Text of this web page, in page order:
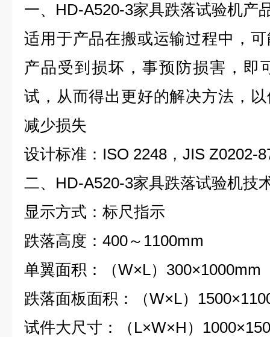
一、HD-A520-3家具跌落试验机产
适用于产品在搬或运输过程中，
产品受到损坏，事预防损害，即
试，从而得出更好的解决方法，
减少损失
设计标准：ISO 2248，JIS Z0202-
二、HD-A520-3家具跌落试验机技
显示方式：标尺指示
跌落高度：400～1100mm
单翼面积：（W×L）300×1000mm
跌落面板面积：（W×L）
试件大尺寸：（L×W×H）